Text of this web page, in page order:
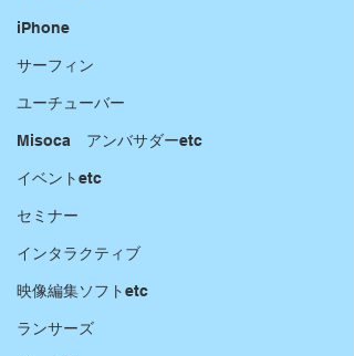
iPhone
サーフィン
ユーチューバー
Misoca アンバサダーetc
イベントetc
セミナー
インタラクティブ
映像編集ソフトetc
ランサーズ